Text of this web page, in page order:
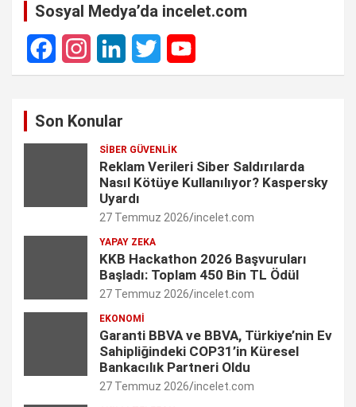
Sosyal Medya’da incelet.com
F
I
L
k
e
d
n
T
t
t
e
r
Y
T
u
b
C
a
n
n
Son Konular
SIBER GÜVENLIK
Reklam Verileri Siber Saldırılarda
Nasıl Kötüye Kullanılıyor? Kaspersky
Uyardı
27 Temmuz 2026 incelet.com
YAPAY ZEKA
KKB Hackathon 2026 Başvuruları
Başladı: Toplam 450 Bin TL Ödül
27 Temmuz 2026 incelet.com
EKONOMI
Garanti BBVA ve BBVA, Türkiye’nin Ev
Sahipliğindeki COP31’in Küresel
Bankacılık Partneri Oldu
27 Temmuz 2026 incelet.com